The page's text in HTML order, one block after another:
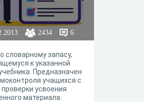
2434 6
словарному запасу,
к указанной
Предназначен
учащихся с
усвоения
материала.